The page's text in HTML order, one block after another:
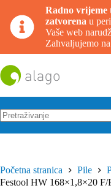
Radno vrijeme
zatvorena u
Vaše web
Zahvaljujemo
na
sadržaj
Početna stranica Pile
Festool HW 168×1,8×20